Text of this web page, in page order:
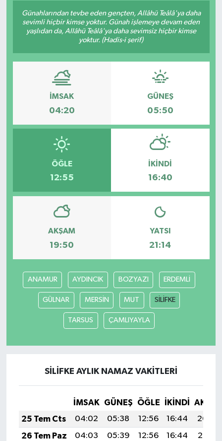
Günahlarından tevbe eden gençten, Allâhü Teâlâ'ya daha
sevimli hiçbir kimse yoktur. Günah işlemeye devam eden
yaşlıdan da, Allâhü Teâlâ'ya daha sevimsiz hiçbir kimse
yoktur. (Hadis-i şerif)
İMSAK
04:20
GÜNEŞ
05:50
ÖĞLE
12:55
İKINDI
16:40
AKŞAM
19:50
YATSI
21:14
ANAMUR AYDINCIK BOZYAZI ERDEMLİ
GÜLNAR MERSİN MUT SİLİFKE
TARSUS ÇAMLIYAYLA
SİLİFKE AYLIK NAMAZ VAKITLERI
İMSAK GÜNEŞ ÖĞLE İKINDI
25 Tem Cts
04:02 05:38 12:56 16:44
20:04
26 Tem Paz
04:03 05:39 12:56 16:44
20:03
GÜNDEM
HABERDE İNSAN
KÜLTÜR-SANAT
MAGAZİN
ÖZEL HABER
SAĞLIK
SİYASET
TEKNOLOJİ
YAŞAM